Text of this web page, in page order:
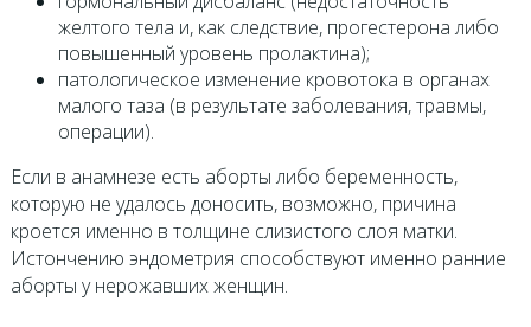
желтого тела и, как следствие, прогестерона либо
повышенный уровень пролактина);
патологическое изменение кровотока в органах
малого таза (в результате заболевания, травмы,
операции).
Если в анамнезе есть аборты либо беременность,
которую не удалось доносить, возможно, причина
кроется именно в толщине слизистого слоя матки.
Истончению эндометрия способствуют именно ранние
аборты у нерожавших женщин.